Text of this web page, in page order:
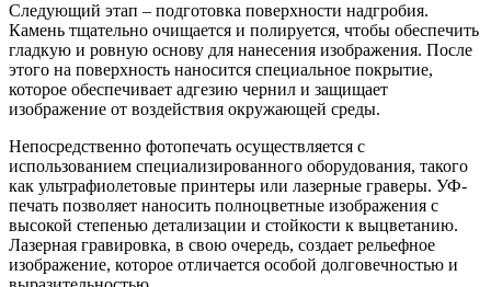
Следующий этап – подготовка поверхности надгробия.
Камень тщательно очищается и полируется, чтобы обеспечить
гладкую и ровную основу для нанесения изображения. После
этого на поверхность наносится специальное покрытие,
которое обеспечивает адгезию чернил и защищает
изображение от воздействия окружающей среды.
Непосредственно фотопечать осуществляется с
использованием специализированного оборудования, такого
как ультрафиолетовые принтеры или лазерные граверы. УФ-
печать позволяет наносить полноцветные изображения с
высокой степенью детализации и стойкости к выцветанию.
Лазерная гравировка, в свою очередь, создает рельефное
изображение, которое отличается особой долговечностью и